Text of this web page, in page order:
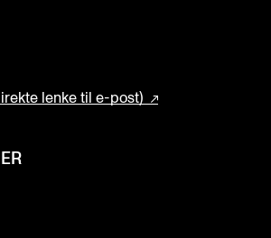
lenke til e-post)